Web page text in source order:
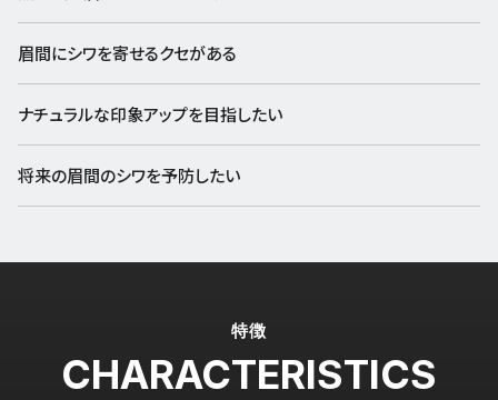
眉間にシワを寄せるクセがある
ナチュラルな印象アップを目指したい
将来の眉間のシワを予防したい
特徴
CHARACTERISTICS